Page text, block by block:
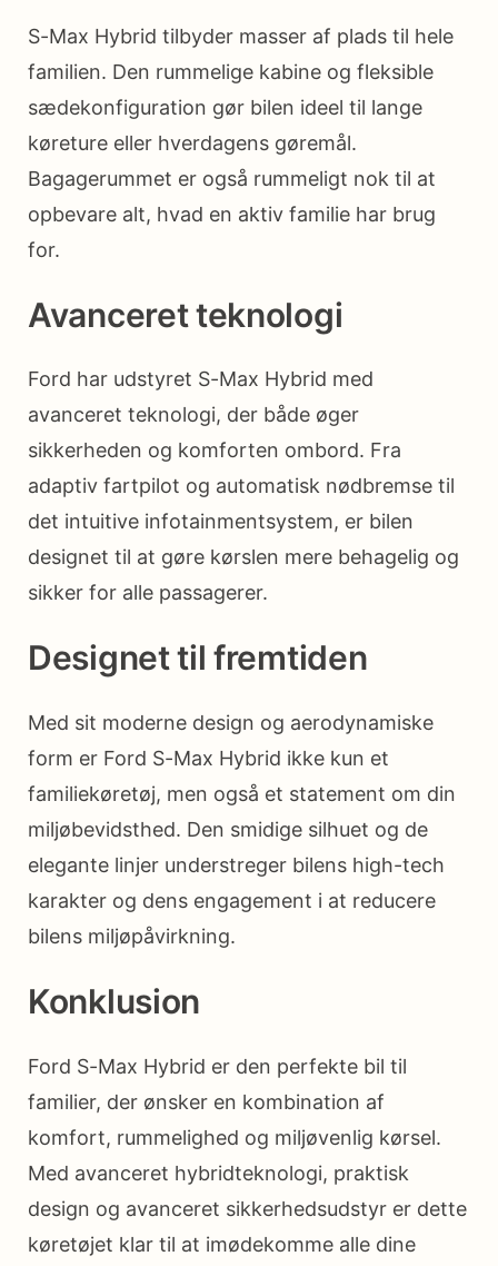
S-Max Hybrid tilbyder masser af plads til hele
familien. Den rummelige kabine og fleksible
sædekonfiguration gør bilen ideel til lange
køreture eller hverdagens gøremål.
Bagagerummet er også rummeligt nok til at
opbevare alt, hvad en aktiv familie har brug
for.
Avanceret teknologi
Ford har udstyret S-Max Hybrid med
avanceret teknologi, der både øger
sikkerheden og komforten ombord. Fra
adaptiv fartpilot og automatisk nødbremse til
det intuitive infotainmentsystem, er bilen
designet til at gøre kørslen mere behagelig og
sikker for alle passagerer.
Designet til fremtiden
Med sit moderne design og aerodynamiske
form er Ford S-Max Hybrid ikke kun et
familiekøretøj, men også et statement om din
miljøbevidsthed. Den smidige silhuet og de
elegante linjer understreger bilens high-tech
karakter og dens engagement i at reducere
bilens miljøpåvirkning.
Konklusion
Ford S-Max Hybrid er den perfekte bil til
familier, der ønsker en kombination af
komfort, rummelighed og miljøvenlig kørsel.
Med avanceret hybridteknologi, praktisk
design og avanceret sikkerhedsudstyr er dette
køretøjet klar til at imødekomme alle dine